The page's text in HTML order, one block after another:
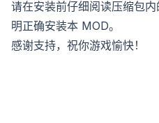
请在安装前仔细阅读压缩包内
明正确安装本 MOD。
感谢支持，祝你游戏愉快！